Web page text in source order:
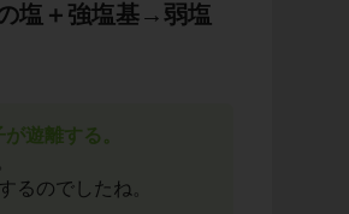
塩＋強塩基→弱塩
遊離する。
るのでしたね。